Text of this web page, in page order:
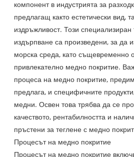
компонент в индустрията за
предлагащ както естетически вид,
издръжливост. Този специализиран
издърпване са произведени, за да
морска среда, като същевременно
привлекателно медно покритие.
процеса на медно покритие,
предлага, и специфичните
медни. Освен това трябва да се
качеството, рентабилността и
пръстени за теглене с медно
Процесът на медно покритие
Процесът на медно покритие